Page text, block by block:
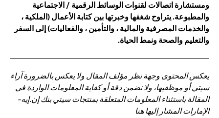
ومستشارة اتصالات لقنوات الوسائط الرقمية / الاجتماعية
والمطبوعة. يتراوح شغفها وخبرتها بين كتابة الأعمال (الملكية ،
والخدمات المصرفية والمالية ، والتأمين ، والفعاليات) إلى السفر
والتعليم والصحة ونمط الحياة.
يعكس المحتوى وجهة نظر مؤلف المقال ولا يعكس بالضرورة آراء
سيتي أو موظفيها، ولا نضمن دقة أو كفاية المعلومات الواردة في
المقالة باستثناء المعلومات المتعلقة بمنتجات سيتي بنك إن.إيه-
الإمارات المشار إليها هنا